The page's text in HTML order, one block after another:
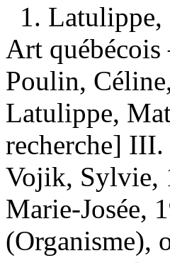
1.
Art
Poulin,
Latulippe,
recherche] III.
Vojik, Sylvie,
Marie-Josée,
(Organisme),